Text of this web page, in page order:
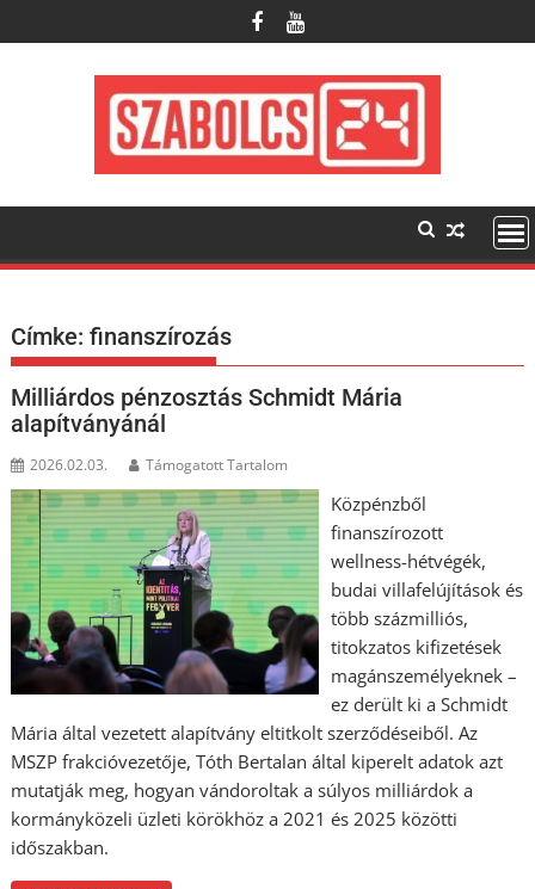
to
Címke:finanszírozás
Milliárdos pénzosztás Schmidt Mária
alapítványánál
2026.02.03. Támogatott Tartalom
Közpénzből
finanszírozott
wellness-hétvégék,
budai villafelújítások és
több százmilliós,
titokzatos kifizetések
magánszemélyeknek –
ez derült ki a Schmidt
Mária által vezetett alapítvány eltitkolt szerződéseiből. Az
MSZP frakcióvezetője, Tóth Bertalan által kiperelt adatok azt
mutatják meg, hogyan vándoroltak a súlyos milliárdok a
kormányközeli üzleti körökhöz a 2021 és 2025 közötti
időszakban.